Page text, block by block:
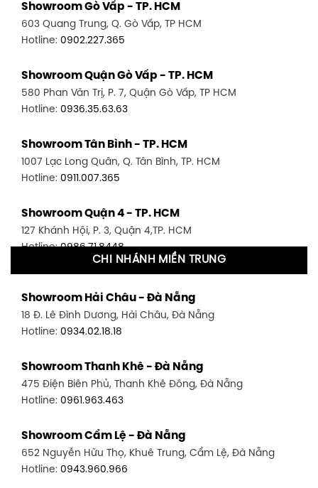
Showroom Gò Vấp - TP. HCM
603 Quang Trung, Q. Gò Vấp, TP HCM
Hotline: 0902.227.365
Showroom Quận Gò Vấp - TP. HCM
580 Phan Văn Trị, P. 7, Quận Gò Vấp, TP HCM
Hotline: 0936.35.63.63
Showroom Tân Bình - TP. HCM
1007 Lạc Long Quân, Q. Tân Bình, TP. HCM
Hotline: 0911.007.365
Showroom Quận 4 - TP. HCM
127 Khánh Hội, P. 3, Quận 4,TP. HCM
Hotline:0986.71.8448
1411 Đường 3/2, P. 16, Quận 11, TP. HCM
Hotline:0906.256.759
1448 Huỳnh Tấn Phát, Phú Thuận, Quận 7, TP HCM
Hotline:0946.480.580
348 Đ. Bạch Đằng, P. 14, Bình Thạnh, TP HCM
Hotline:0902.716.230
CHI NHÁNH MIỀN TRUNG
Showroom Hải Châu - Đà Nẵng
18 Đ. Lê Đình Dương, Hải Châu, Đà Nẵng
Hotline: 0934.02.18.18
Showroom Thanh Khê - Đà Nẵng
475 Điện Biên Phủ, Thanh Khê Đông, Đà Nẵng
Hotline: 0961.963.463
Showroom Cẩm Lệ - Đà Nẵng
652 Nguyễn Hữu Thọ, Khuê Trung, Cẩm Lệ, Đà Nẵng
Hotline: 0943.960.966